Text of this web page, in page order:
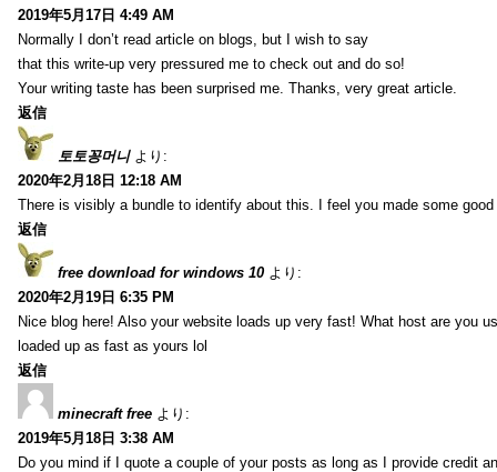
2019年5月17日 4:49 AM
Normally I don’t read article on blogs, but I wish to say
that this write-up very pressured me to check out and do so!
Your writing taste has been surprised me. Thanks, very great article.
返信
토토꽁머니 より:
2020年2月18日 12:18 AM
There is visibly a bundle to identify about this. I feel you made some
返信
free download for windows 10 より:
2020年2月19日 6:35 PM
Nice blog here! Also your website loads up very fast! What host are you
loaded up as fast as yours lol
返信
minecraft free より:
2019年5月18日 3:38 AM
Do you mind if I quote a couple of your posts as long as I provide credit